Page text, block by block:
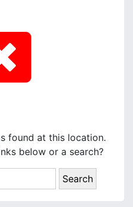
found at this location.
below or a search?